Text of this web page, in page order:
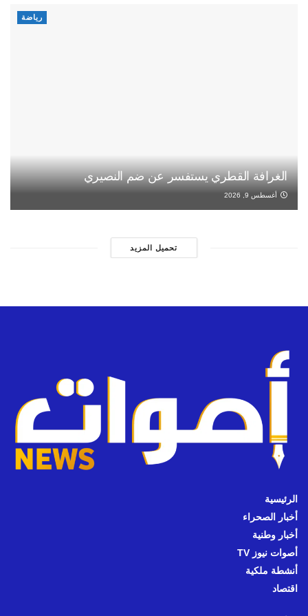
رياضة
الغرافة القطري يستفسر عن ضم النصيري
أغسطس 9, 2026
تحميل المزيد
الرئيسية
أخبار الصحراء
أخبار وطنية
أصوات نيوز TV
أنشطة ملكية
اقتصاد